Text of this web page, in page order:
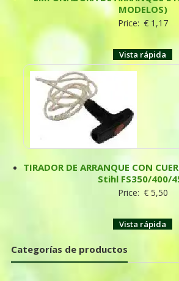
MODELOS)
Price: €1,17
Vista rápida
TIRADOR DE ARRANQUE CON
Stihl FS350/400/
Price: €5,50
Vista rápida
Categorías de productos